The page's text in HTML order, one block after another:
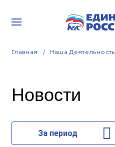
Главная Наша Деятельность
Новости
За период